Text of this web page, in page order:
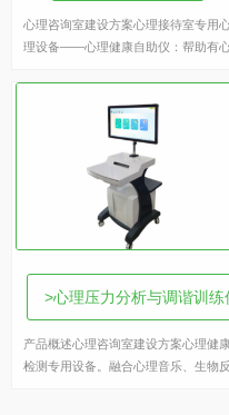
心理咨询室建设方案心理接待室专用
理设备——心理健康自助仪：帮助有
>心理压力分析与调谐训练
产品概述心理咨询室建设方案心理健康
检测专用设备。融合心理音乐、生物反